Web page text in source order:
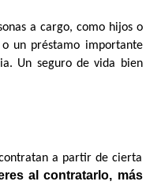
a cargo, como hijos o
un préstamo importante
Un seguro de vida bien
a partir de cierta
al contratarlo, más